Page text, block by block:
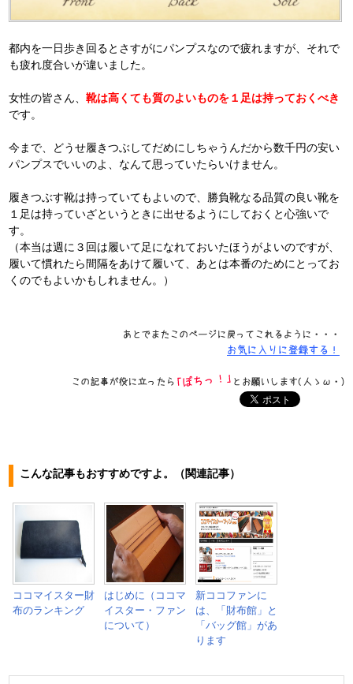
都内を一日歩き回るとさすがにパンプスなので疲れますが、それで
も疲れ度合いが違いました。
女性の皆さん、靴は高くても質のよいものを１足は持っておくべき
です。
今まで、どうせ履きつぶしてだめにしちゃうんだから数千円の安い
パンプスでいいのよ、なんて思っていたらいけません。
履きつぶす靴は持っていてもよいので、勝負靴なる品質の良い靴を
１足は持っていざというときに出せるようにしておくと心強いで
す。
（本当は週に３回は履いて足になれておいたほうがよいのですが、
履いて慣れたら間隔をあけて履いて、あとは本番のためにとってお
くのでもよいかもしれません。）
こんな記事もおすすめですよ。（関連記事）
ココマイスター財
布のランキング
はじめに（ココマ
イスター・ファン
について）
新ココファンに
は、「財布館」と
「バッグ館」があ
ります